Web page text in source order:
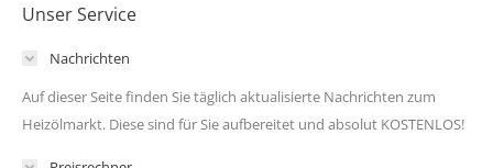
Unser Service
Nachrichten
Auf dieser Seite finden Sie täglich aktualisierte Nachrichten zum
Heizölmarkt. Diese sind für Sie aufbereitet und absolut KOSTENLOS!